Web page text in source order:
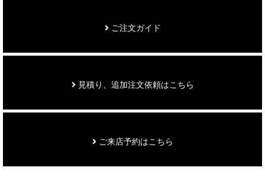
ご注文ガイド
見積り、追加注文依頼はこちら
ご来店予約はこちら